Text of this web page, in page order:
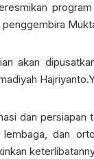
penggembira
akan
dan
lembaga, dan